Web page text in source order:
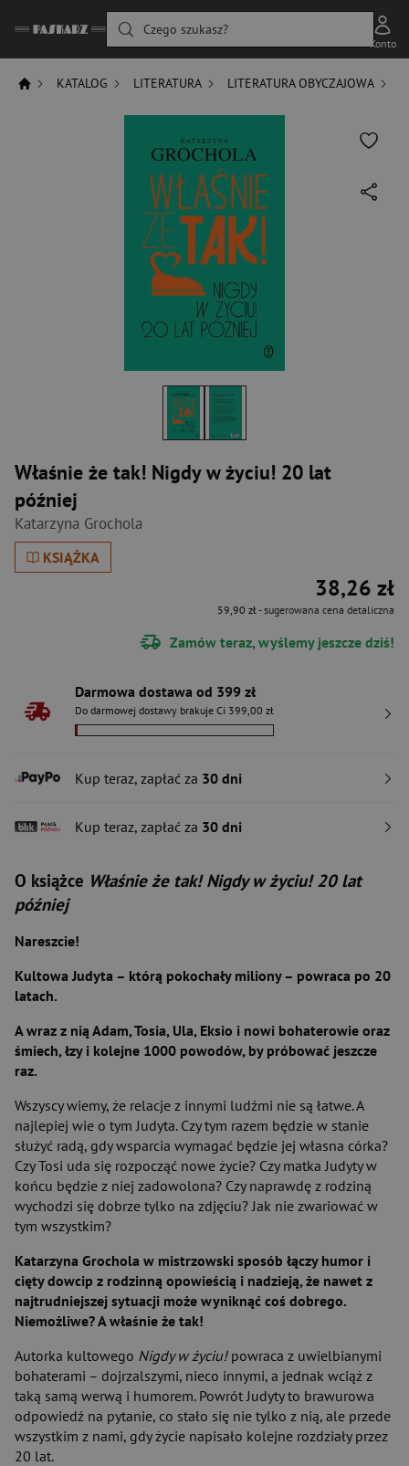
Czego szukasz?
Konto
KATALOG LITERATURA LITERATURA OBYCZAJOWA
Właśnie że tak! Nigdy w życiu! 20 lat
później
Katarzyna Grochola
KSIĄŻKA
38,26 zł
59,90 zł- sugerowana cena detaliczna
Zamów teraz, wyślemy jeszcze dziś!
Darmowa dostawa od 399 zł
Do darmowej dostawy brakuje Ci 399,00 zł
Kup teraz, zapłać za 30 dni
Kup teraz, zapłać za 30 dni
O książce Właśnie że tak! Nigdy w życiu! 20 lat
później
Nareszcie!
Kultowa Judyta – którą pokochały miliony – powraca po 20
latach.
A wraz z nią Adam, Tosia, Ula, Eksio i nowi bohaterowie oraz
śmiech, łzy i kolejne 1000 powodów, by próbować jeszcze
raz.
Wszyscy wiemy, że relacje z innymi ludźmi nie są łatwe. A
najlepiej wie o tym Judyta. Czy tym razem będzie w stanie
służyć radą, gdy wsparcia wymagać będzie jej własna córka?
Czy Tosi uda się rozpocząć nowe życie? Czy matka Judyty w
końcu będzie z niej zadowolona? Czy naprawdę z rodziną
wychodzi się dobrze tylko na zdjęciu? Jak nie zwariować w
tym wszystkim?
Katarzyna Grochola w mistrzowski sposób łączy humor i
cięty dowcip z rodzinną opowieścią i nadzieją, że nawet z
najtrudniejszej sytuacji może wyniknąć coś dobrego.
Niemożliwe? A właśnie że tak!
Autorka kultowego Nigdy w życiu!powraca z uwielbianymi
bohaterami – dojrzalszymi, nieco innymi, a jednak wciąż z
taką samą werwą i humorem. Powrót Judyty to brawurowa
odpowiedź na pytanie, co stało się nie tylko z nią, ale przede
wszystkim z nami, gdy życie napisało kolejne rozdziały przez
20 lat.